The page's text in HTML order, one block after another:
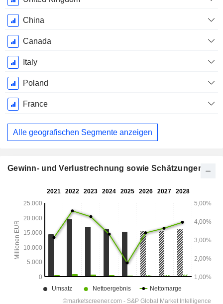
China
Canada
Italy
Poland
France
Alle geografischen Segmente anzeigen
Gewinn- und Verlustrechnung sowie Schätzungen